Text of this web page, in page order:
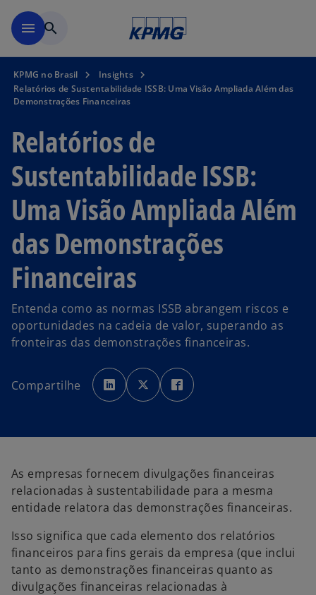
menu search
KPMG no Brasil
Insights
Relatórios de Sustentabilidade ISSB: Uma Visão Ampliada Além das
Demonstrações Financeiras
Relatórios de
Sustentabilidade ISSB:
Uma Visão Ampliada Além
das Demonstrações
Financeiras
Entenda como as normas ISSB abrangem riscos e
oportunidades na cadeia de valor, superando as
fronteiras das demonstrações financeiras.
Compartilhe
a
b
r
e
a
a
g
u
i
a
a
b
r
e
a
a
g
u
i
a
b
r
a
a
g
u
i
a
As empresas fornecem divulgações financeiras
relacionadas à sustentabilidade para a mesma
entidade relatora das demonstrações financeiras.
Isso significa que cada elemento dos relatórios
financeiros para fins gerais da empresa (que inclui
tanto as demonstrações financeiras quanto as
divulgações financeiras relacionadas à